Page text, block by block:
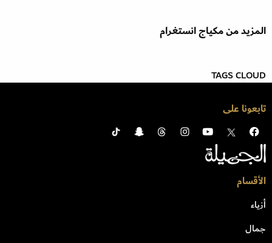
المزيد من مكياج انستغرام
TAGS CLOUD
تابعونا على
الأقسام
أزياء
جمال